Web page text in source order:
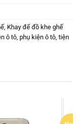
, Khay để đồ khe ghế
ô tô, phụ kiện ô tô, tiện